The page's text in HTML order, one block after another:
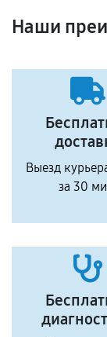
Наши
Выезд
за 30